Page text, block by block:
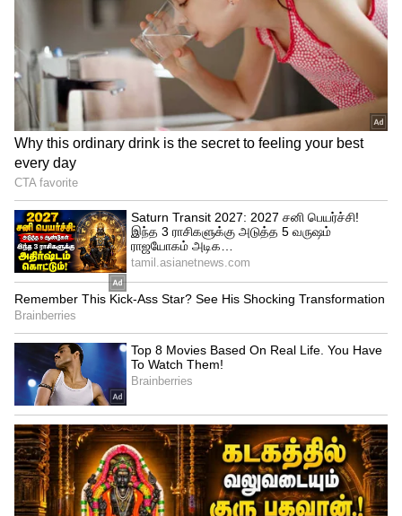
அதில், “ பாக்கெட்டுகளில் அடைத்து, லேபிள்
ஒட்டி விற்கப்படும் உணவுப்
பொருட்களுக்குத்தான் ஜிஎஸ்டி வரி .
சில்லறையில் விற்கப்படும் பொருட்களுக்கு
வரி இல்லை” என சீதாராமன்
தெரிவித்தார்.